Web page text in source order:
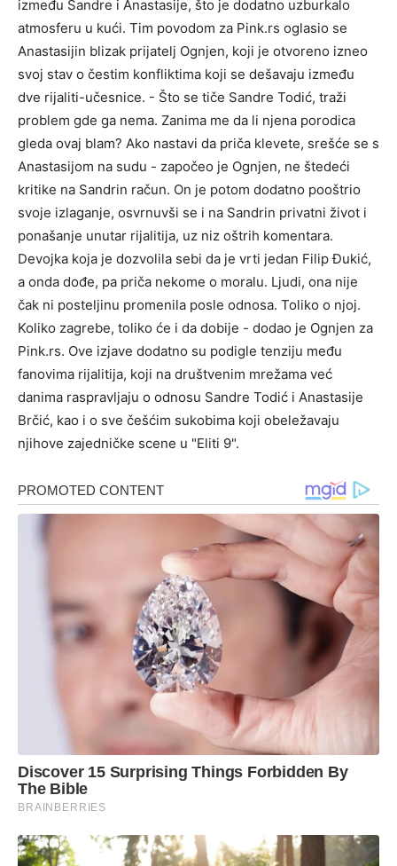
između Sandre i Anastasije, što je dodatno uzburkalo
atmosferu u kući. Tim povodom za Pink.rs oglasio se
Anastasijin blizak prijatelj Ognjen, koji je otvoreno izneo
svoj stav o čestim konfliktima koji se dešavaju između
dve rijaliti-učesnice. - Što se tiče Sandre Todić, traži
problem gde ga nema. Zanima me da li njena porodica
gleda ovaj blam? Ako nastavi da priča klevete, srešće se s
Anastasijom na sudu - započeo je Ognjen, ne štedeći
kritike na Sandrin račun. On je potom dodatno pooštrio
svoje izlaganje, osvrnuvši se i na Sandrin privatni život i
ponašanje unutar rijalitija, uz niz oštrih komentara.
Devojka koja je dozvolila sebi da je vrti jedan Filip Đukić,
a onda dođe, pa priča nekome o moralu. Ljudi, ona nije
čak ni posteljinu promenila posle odnosa. Toliko o njoj.
Koliko zagrebe, toliko će i da dobije - dodao je Ognjen za
Pink.rs. Ove izjave dodatno su podigle tenziju među
fanovima rijalitija, koji na društvenim mrežama već
danima raspravljaju o odnosu Sandre Todić i Anastasije
Brčić, kao i o sve češćim sukobima koji obeležavaju
njihove zajedničke scene u "Eliti 9".